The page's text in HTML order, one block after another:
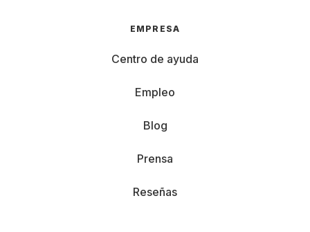
EMPRESA
Centro de ayuda
Empleo
Blog
Prensa
Reseñas